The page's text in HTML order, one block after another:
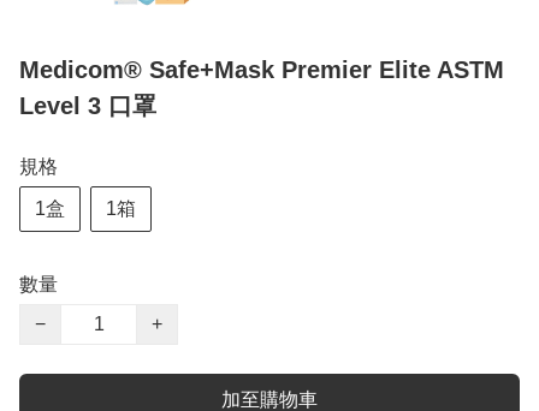
Medicom® Safe+Mask Premier Elite ASTM
Level 3 口罩
規格
1盒 1箱
數量
−
+
加至購物車